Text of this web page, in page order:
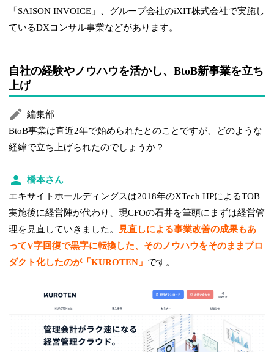
「SAISON INVOICE」、グループ会社のiXIT株式会社で実施し
ているDXコンサル事業などがあります。
自社の経験やノウハウを活かし、BtoB新事業を立ち
上げ
編集部
BtoB事業は直近2年で始められたとのことですが、どのような
経緯で立ち上げられたのでしょうか？
橋本さん
エキサイトホールディングスは2018年のXTech HPによるTOB
実施後に経営陣が代わり、現CFOの石井を筆頭にまずは経営管
理を見直していきました。
見直しによる事業改善の成果もあ
ってV字回復で黒字に転換した、そのノウハウをそのままプロ
ダクト化したのが「KUROTEN」 です。